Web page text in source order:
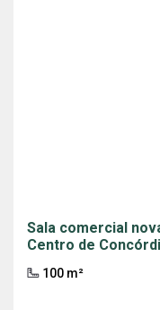
Sala comercial
Centro de
100 m²